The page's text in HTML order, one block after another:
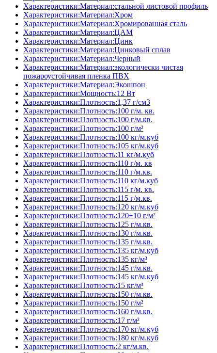
Характеристики:Материал:стальной листовой профиль
Характеристики:Материал:Хром
Характеристики:Материал:Хромированная сталь
Характеристики:Материал:ЦАМ
Характеристики:Материал:Цинк
Характеристики:Материал:Цинковый сплав
Характеристики:Материал:Черный
Характеристики:Материал:экологически чистая
пожароустойчивая пленка ПВХ
Характеристики:Материал:Экошпон
Характеристики:Мощность:12 Вт
Характеристики:Плотность:1,37 г/см3
Характеристики:Плотность:100 г/м. кв.
Характеристики:Плотность:100 г/м.кв.
Характеристики:Плотность:100 г/м²
Характеристики:Плотность:100 кг/м.куб
Характеристики:Плотность:105 кг/м.куб
Характеристики:Плотность:11 кг/м.куб
Характеристики:Плотность:110 г/м. кв
Характеристики:Плотность:110 г/м.кв.
Характеристики:Плотность:110 кг/м.куб
Характеристики:Плотность:115 г/м. кв.
Характеристики:Плотность:115 г/м.кв.
Характеристики:Плотность:120 кг/м.куб
Характеристики:Плотность:120±10 г/м²
Характеристики:Плотность:125 г/м.кв.
Характеристики:Плотность:130 г/м.кв.
Характеристики:Плотность:135 г/м.кв.
Характеристики:Плотность:135 кг/м.куб
Характеристики:Плотность:135 кг/м³
Характеристики:Плотность:145 г/м.кв.
Характеристики:Плотность:145 кг/м.куб
Характеристики:Плотность:15 кг/м³
Характеристики:Плотность:150 г/м.кв.
Характеристики:Плотность:150 г/м²
Характеристики:Плотность:160 г/м.кв.
Характеристики:Плотность:17 г/м²
Характеристики:Плотность:170 кг/м.куб
Характеристики:Плотность:180 кг/м.куб
Характеристики:Плотность:2 кг/м.кв.